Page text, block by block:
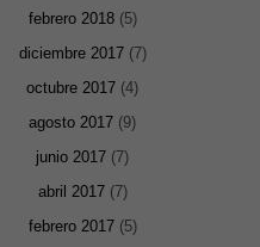
febrero 2018(5)
diciembre 2017(7)
octubre 2017 (4)
agosto 2017 (9)
junio 2017 (7)
abril 2017(7)
febrero 2017(5)
y
Estadísticas
Estas
cookies no
son
opcionales.
Son
necesarias
para que
funcione la